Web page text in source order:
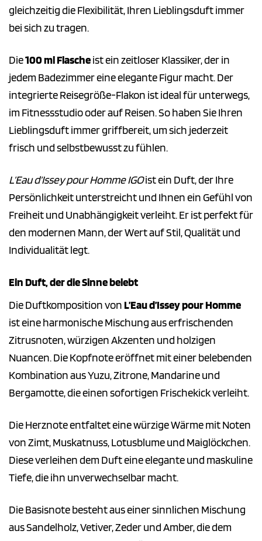
gleichzeitig die Flexibilität, Ihren Lieblingsduft immer
bei sich zu tragen.
Die100 ml Flascheist ein zeitloser Klassiker, der in
jedem Badezimmer eine elegante Figur macht. Der
integrierte Reisegröße-Flakon ist ideal für unterwegs,
im Fitnessstudio oder auf Reisen. So haben Sie Ihren
Lieblingsduft immer griffbereit, um sich jederzeit
frisch und selbstbewusst zu fühlen.
L’Eau d’Issey pour Homme IGOist ein Duft, der Ihre
Persönlichkeit unterstreicht und Ihnen ein Gefühl von
Freiheit und Unabhängigkeit verleiht. Er ist perfekt für
den modernen Mann, der Wert auf Stil, Qualität und
Individualität legt.
Ein Duft, der die Sinne belebt
Die Duftkomposition vonL’Eau d’Issey pour Homme
ist eine harmonische Mischung aus erfrischenden
Zitrusnoten, würzigen Akzenten und holzigen
Nuancen. Die Kopfnote eröffnet mit einer belebenden
Kombination aus Yuzu, Zitrone, Mandarine und
Bergamotte, die einen sofortigen Frischekick verleiht.
Die Herznote entfaltet eine würzige Wärme mit Noten
von Zimt, Muskatnuss, Lotusblume und Maiglöckchen.
Diese verleihen dem Duft eine elegante und maskuline
Tiefe, die ihn unverwechselbar macht.
Die Basisnote besteht aus einer sinnlichen Mischung
aus Sandelholz, Vetiver, Zeder und Amber, die dem